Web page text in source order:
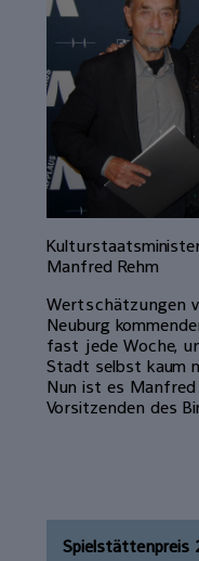
Manfred Rehm
Wertschätzungen
Neuburg
fast jede Woche,
Stadt selbst kaum
Nun ist es Manfred
Vorsitzenden des
Spielstättenpreis